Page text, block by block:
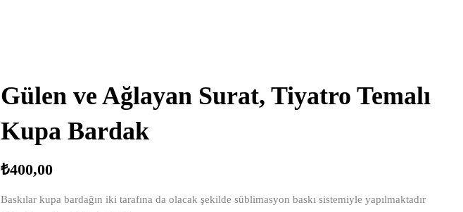
Gülen ve Ağlayan Surat, Tiyatro Temalı
Kupa Bardak
₺400,00
Baskılar kupa bardağın iki tarafına da olacak şekilde süblimasyon baskı sistemiyle yapılmaktadır